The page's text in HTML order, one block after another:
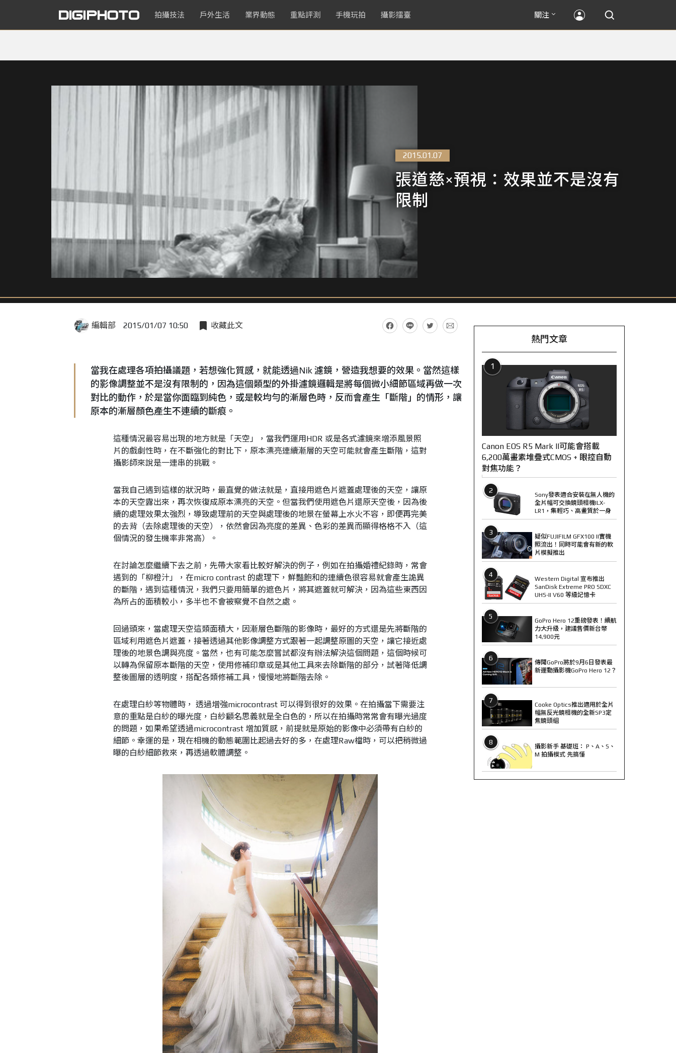
拍攝技法 戶外生活 業界動態 重點評測 手機玩拍 攝影擂臺 關注
2015.01.07
張道慈×預視：效果並不是沒有
限制
編輯部 2015/01/07 10:50 收藏此文
當我在處理各項拍攝議題，若想強化質感，就能透過Nik 濾鏡，營造我想要的效果。當然這樣
的影像調整並不是沒有限制的，因為這個類型的外掛濾鏡邏輯是將每個微小細節區域再做一次
對比的動作，於是當你面臨到純色，或是較均勻的漸層色時，反而會產生「斷階」的情形，讓
原本的漸層顏色產生不連續的斷痕。
這種情況最容易出現的地方就是「天空」，當我們運用HDR 或是各式濾鏡來增添風景照
片的戲劇性時，在不斷強化的對比下，原本漂亮連續漸層的天空可能就會產生斷階，這對
攝影師來說是一連串的挑戰。
當我自己遇到這樣的狀況時，最直覺的做法就是，直接用遮色片遮蓋處理後的天空，讓原
本的天空露出來，再次恢復成原本漂亮的天空。但當我們使用遮色片還原天空後，因為後
續的處理效果太強烈，導致處理前的天空與處理後的地景在螢幕上水火不容，即便再完美
的去背（去除處理後的天空），依然會因為亮度的差異、色彩的差異而顯得格格不入（這
個情況的發生機率非常高）。
在討論怎麼繼續下去之前，先帶大家看比較好解決的例子，例如在拍攝婚禮紀錄時，常會
遇到的「柳橙汁」，在micro contrast 的處理下，鮮豔飽和的連續色很容易就會產生詭異
的斷階，遇到這種情況，我們只要用簡單的遮色片，將其遮蓋就可解決，因為這些東西因
為所占的面積較小，多半也不會被察覺不自然之處。
回過頭來，當處理天空這類面積大，因漸層色斷階的影像時，最好的方式還是先將斷階的
區域利用遮色片遮蓋，接著透過其他影像調整方式跟著一起調整原圖的天空，讓它接近處
理後的地景色調與亮度。當然，也有可能怎麼嘗試都沒有辦法解決這個問題，這個時候可
以轉為保留原本斷階的天空，使用修補印章或是其他工具來去除斷階的部分，試著降低調
整後圖層的透明度，搭配各類修補工具，慢慢地將斷階去除。
在處理白紗等物體時， 透過增強microcontrast 可以得到很好的效果。在拍攝當下需要注
意的重點是白紗的曝光度，白紗顧名思義就是全白色的，所以在拍攝時常常會有曝光過度
的問題，如果希望透過microcontrast 增加質感，前提就是原始的影像中必須帶有白紗的
細節。幸運的是，現在相機的動態範圍比起過去好的多，在處理Raw檔時，可以把稍微過
曝的白紗細節救來，再透過軟體調整。
熱門文章
1
Canon EOS R5 Mark II可能會搭載
6,200萬畫素堆疊式CMOS + 眼控自動
對焦功能？
2
Sony發表適合安裝在無人機的
全片幅可交換鏡頭相機ILX-
LR1，集輕巧、高畫質於一身
3
疑似FUJIFILM GFX100 II實機
照流出！同時可能會有新的軟
片模擬推出
4
Western Digital 宣布推出
SanDisk Extreme PRO SDXC
UHS-II V60 等級記憶卡
5
GoPro Hero 12重磅發表！續航
力大升級，建議售價新台幣
14,900元
6
傳聞GoPro將於9月6日發表最
新運動攝影機GoPro Hero 12？
7
Cooke Optics推出適用於全片
幅無反光鏡相機的全新SP3定
焦鏡頭組
8
攝影新手 基礎班： P、A、S、
M 拍攝模式 先搞懂